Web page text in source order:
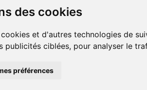
des cookies
et d'autres technologies de
publicités ciblées, pour analyser le
préférences